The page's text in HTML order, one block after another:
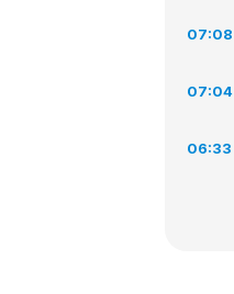
07:08
07:04
06:33